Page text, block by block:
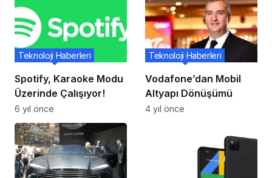
Spotify, Karaoke Modu
Üzerinde Çalışıyor!
Teknoloji Haberleri
6 yıl önce
Vodafone’dan Mobil
Altyapı Dönüşümü
Teknoloji Haberleri
4 yıl önce